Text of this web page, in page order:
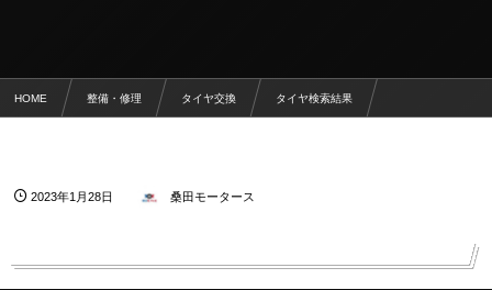
HOME 整備・修理 タイヤ交換 タイヤ検索結果
2023年1月28日 桑田モータース